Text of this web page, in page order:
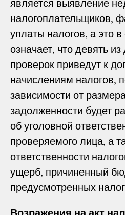
налогоплательщиков,
уплаты налогов, а это
означает, что девять
проверок приведут к
начислениям налогов,
зависимости от
задолженности будет
об уголовной
проверяемого лица, а
ответственности
ущерб, причиненный
предусмотренных